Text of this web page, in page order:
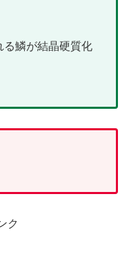
る鱗が結晶硬質化
ク